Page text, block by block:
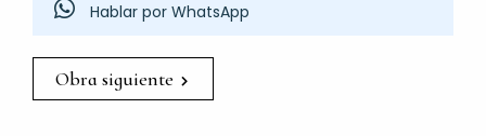
Hablar por WhatsApp
Obra siguiente